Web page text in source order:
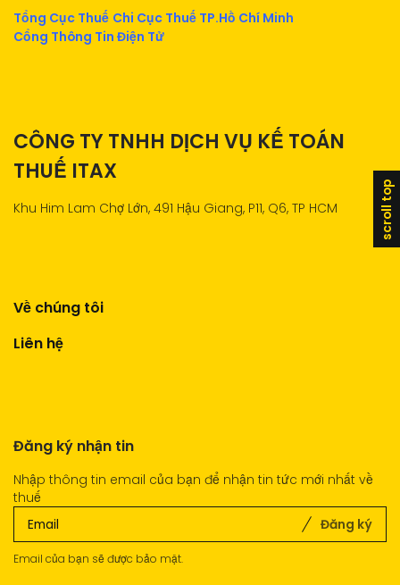
Tổng Cục Thuế Chi Cục Thuế TP.Hồ Chí Minh
Cổng Thông Tin Điện Tử
CÔNG TY TNHH DỊCH VỤ KẾ TOÁN
THUẾ ITAX
Khu Him Lam Chợ Lớn, 491 Hậu Giang, P11, Q6, TP HCM
Về chúng tôi
Liên hệ
Đăng ký nhận tin
Nhập thông tin email của bạn để nhận tin tức mới nhất về
thuế
Đăng ký
Email của bạn sẽ được bảo mật.
scroll top